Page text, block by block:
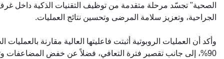
الصحية" تجسّد مرحلة متقدمة من توظيف التقنيات الذكية داخل
الجراحية، وتعزيز سلامة المرضى وتحسين نتائج العمليات.
وأكد أن العمليات الروبوتية أثبتت فاعليتها العالية مقارنة
90%، إلى جانب تقصير فترة التعافي، فضلاً عن خفض المضاعفات